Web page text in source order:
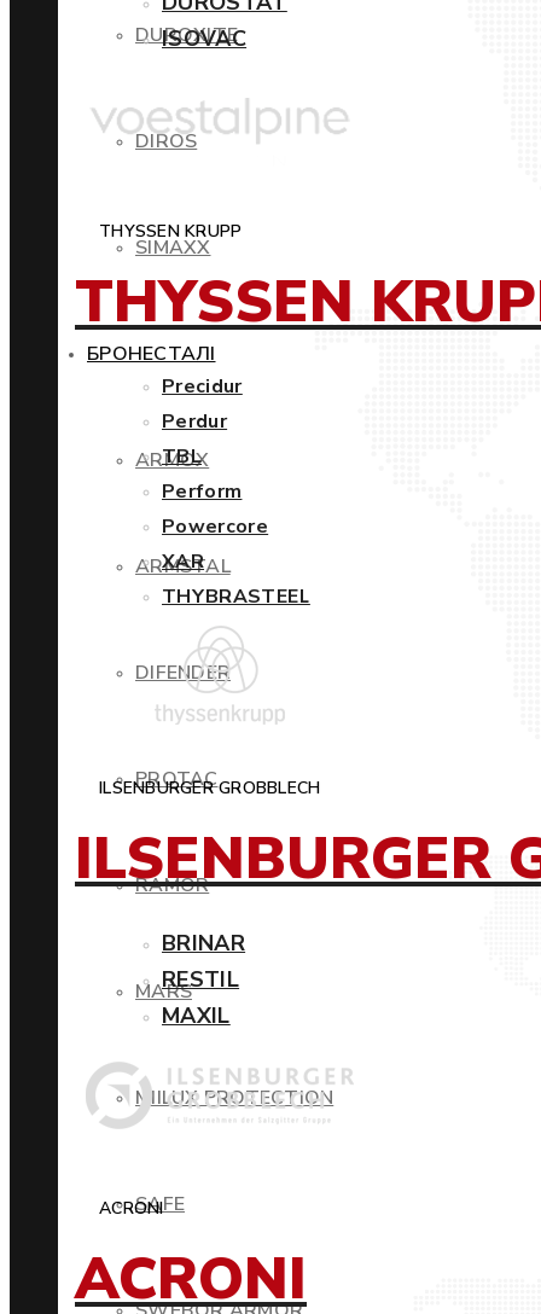
DUROXITE
DIROS
SIMAXX
БРОНЕСТАЛІ
ARMOX
ARMSTAL
DIFENDER
PROTAC
RAMOR
MARS
MIILUX PROTECTION
SAFE
ISOVAC
THYSSEN KRUPP
THYSSEN
Precidur
Perdur
TBL
Perform
Powercore
XAR
THYBRASTEEL
ILSENBURGER GROBBLECH
ILSENBURGER
BRINAR
RESTIL
MAXIL
ACRONI
ACRONI